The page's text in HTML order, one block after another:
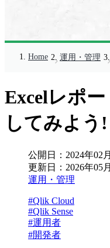
Home 運用・管理
Excelレポ
してみよう!
公開日： 2024年02
更新日： 2026年05
運用・管理
#Qlik Cloud
#Qlik Sense
#運用者
#開発者